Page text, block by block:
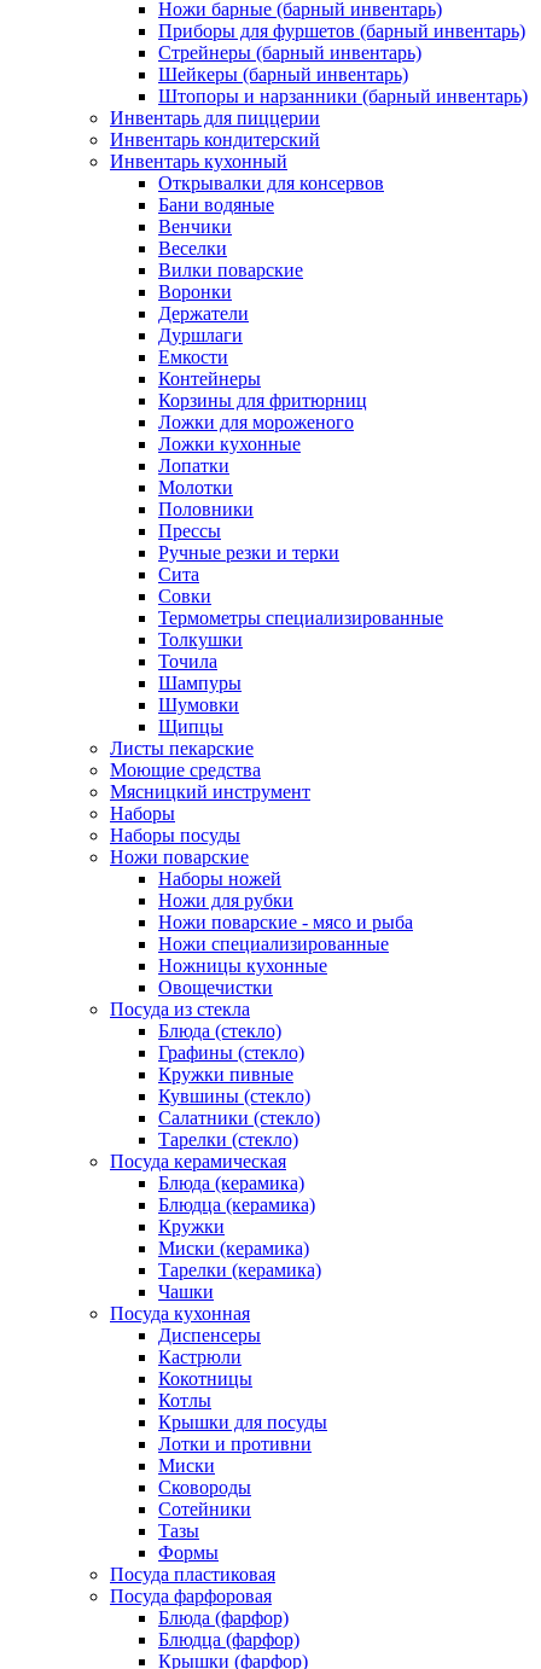
Ножи барные (барный инвентарь)
Приборы для фуршетов (барный инвентарь)
Стрейнеры (барный инвентарь)
Шейкеры (барный инвентарь)
Штопоры и нарзанники (барный инвентарь)
Инвентарь для пиццерии
Инвентарь кондитерский
Инвентарь кухонный
Открывалки для консервов
Бани водяные
Венчики
Веселки
Вилки поварские
Воронки
Держатели
Дуршлаги
Емкости
Контейнеры
Корзины для фритюрниц
Ложки для мороженого
Ложки кухонные
Лопатки
Молотки
Половники
Прессы
Ручные резки и терки
Сита
Совки
Термометры специализированные
Толкушки
Точила
Шампуры
Шумовки
Щипцы
Листы пекарские
Моющие средства
Мясницкий инструмент
Наборы
Наборы посуды
Ножи поварские
Наборы ножей
Ножи для рубки
Ножи поварские - мясо и рыба
Ножи специализированные
Ножницы кухонные
Овощечистки
Посуда из стекла
Блюда (стекло)
Графины (стекло)
Кружки пивные
Кувшины (стекло)
Салатники (стекло)
Тарелки (стекло)
Посуда керамическая
Блюда (керамика)
Блюдца (керамика)
Кружки
Миски (керамика)
Тарелки (керамика)
Чашки
Посуда кухонная
Диспенсеры
Кастрюли
Кокотницы
Котлы
Крышки для посуды
Лотки и противни
Миски
Сковороды
Сотейники
Тазы
Формы
Посуда пластиковая
Посуда фарфоровая
Блюда (фарфор)
Блюдца (фарфор)
Крышки (фарфор)